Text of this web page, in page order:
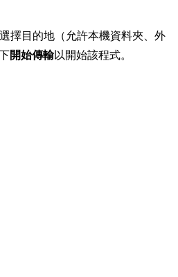
擇目的地（允許本機資料夾、外
開始傳輸以開始該程式。